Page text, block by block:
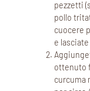
pezzetti
pollo
cuocere
e
ottenuto
curcuma